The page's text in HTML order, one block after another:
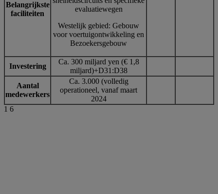
Belangrijkste
faciliteiten
evaluatiewegen
Westelijk gebied: Gebouw
voor voertuigontwikkeling en
Bezoekersgebouw
Investering
Ca. 300 miljard yen (€ 1,8
miljard)+D31:D38
Aantal
medewerkers
Ca. 3.000 (volledig
operationeel, vanaf maart
2024
1 6